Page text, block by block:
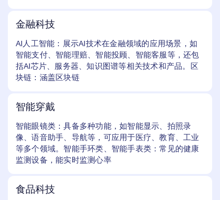
金融科技
AI人工智能：展示AI技术在金融领域的应用场景，如
智能支付、智能理赔、智能投顾、智能客服等，还包
括AI芯片、服务器、知识图谱等相关技术和产品。区
块链：涵盖区块链
智能穿戴
智能眼镜类：具备多种功能，如智能显示、拍照录
像、语音助手、导航等，可应用于医疗、教育、工业
等多个领域。智能手环类、智能手表类：常见的健康
监测设备，能实时监测心率
食品科技